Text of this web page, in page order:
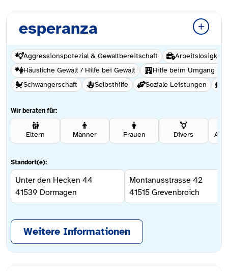
esperanza
Aggressionspotezial & Gewaltbereitschaft
Arbeitslosigkeit
Häusliche Gewalt / Hilfe bei Gewalt
Hilfe beim Umgang
Schwangerschaft
Selbsthilfe Soziale Leistungen
Wir beraten für:
Eltern Männer Frauen Divers
Standort(e):
Unter den Hecken 44
41539 Dormagen
Montanusstrasse 42
41515 Grevenbroich
Weitere Informationen